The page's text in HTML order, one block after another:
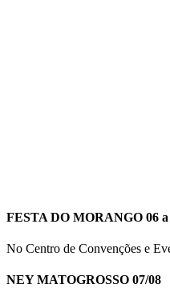
FESTA DO MORANGO 06 a
No Centro de Convenções e
NEY MATOGROSSO 07/08